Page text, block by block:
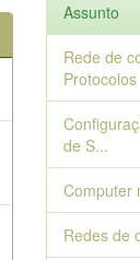
Assunto
Rede de
Protocolos
de S...
Computer
Redes de